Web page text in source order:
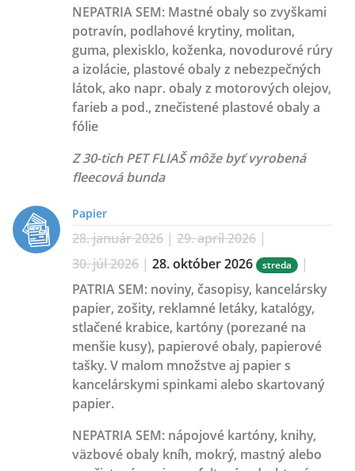
NEPATRIA SEM: Mastné obaly so zvyškami
potravín, podlahové krytiny, molitan,
guma, plexisklo, koženka, novodurové rúry
a izolácie, plastové obaly z nebezpečných
látok, ako napr. obaly z motorových olejov,
farieb a pod., znečistené plastové obaly a
fólie
Z 30-tich PET FLIAŠ môže byť vyrobená
fleecová bunda
Papier
28. január 2026 | 29. apríl 2026 |
30. júl 2026 | 28. október 2026 streda
|
PATRIA SEM: noviny, časopisy, kancelársky
papier, zošity, reklamné letáky, katalógy,
stlačené krabice, kartóny (porezané na
menšie kusy), papierové obaly, papierové
tašky. V malom množstve aj papier s
kancelárskymi spinkami alebo skartovaný
papier.
NEPATRIA SEM: nápojové kartóny, knihy,
väzbové obaly kníh, mokrý, mastný alebo